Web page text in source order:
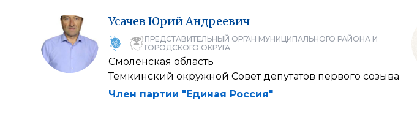
Усачев ЮрийАндреевич
ПРЕДСТАВИТЕЛЬНЫЙ ОРГАН МУНИЦИПАЛЬНОГО РАЙОНА И
ГОРОДСКОГО ОКРУГА
Смоленская область
Темкинский окружной Совет депутатов первого созыва
Член партии "Единая Россия"